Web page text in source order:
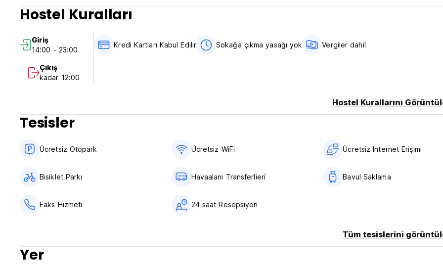
Wi-fi connection
Clean and fresh sheets, pillow, blanket.
Sleepers
Travel information
Local phone call
Luggage room
Parking place for cars and bikes
Wake up service
Cancellation policy: 72 hours before arrival. In case of a late cancellation or No Show, you will be charged the first night of
"We require your CVV code in order to confirm the booking. If you do not provide the code, we will cancel your reservation"
Check in from 14:00 to 24:00 .
Check out before 12:30 .
Taxes included
Hostel Kuralları
Giriş
14:00 - 23:00
Çıkış
kadar 12:00
Kredi Kartları Kabul Edilir Sokağa çıkma yasağı yok Vergiler dahil
Hostel Kurallarını
Tesisler
Ücretsiz Otopark Ücretsiz WiFi Ücretsiz Internet Erişimi
Bisiklet Parkı Havaalani Transferlierí Bavul Saklama
Faks Hizmeti 24 saat Resepsiyon
Tüm tesislerini
Yer